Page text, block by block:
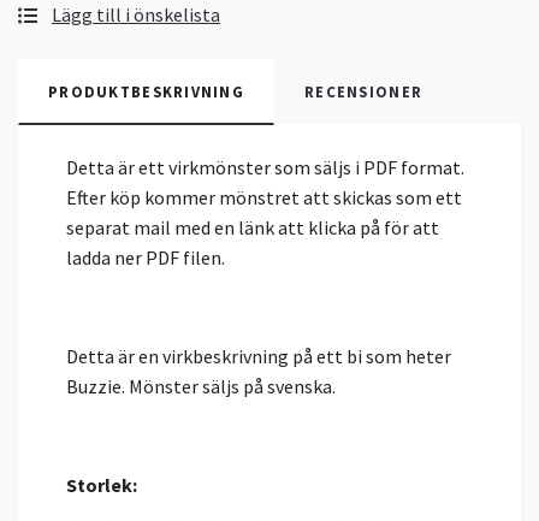
Lägg till i önskelista
PRODUKTBESKRIVNING RECENSIONER
Detta är ett virkmönster som säljs i PDF format.
Efter köp kommer mönstret att skickas som ett
separat mail med en länk att klicka på för att
ladda ner PDF filen.
Detta är en virkbeskrivning på ett bi som heter
Buzzie. Mönster säljs på svenska.
Storlek: